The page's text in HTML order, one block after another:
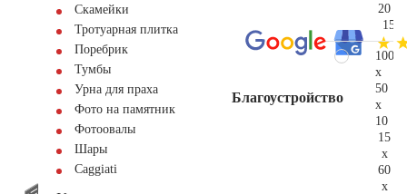
Скамейки
Тротуарная плитка
Поребрик
Тумбы
Урна для праха
Фото на памятник
Фотоовалы
Шары
Сaggiati
Благоустройство
20
100
x
50
x
10
15
x
60
x